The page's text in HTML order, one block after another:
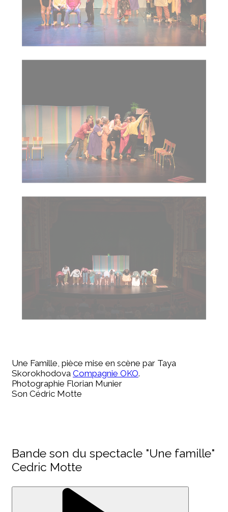
Une Famille, pièce mise en scène par Taya
Skorokhodova Compagnie OKO.
Photographie Florian Munier
Son Cédric Motte
Bande son du spectacle "Une famille"
Cedric Motte